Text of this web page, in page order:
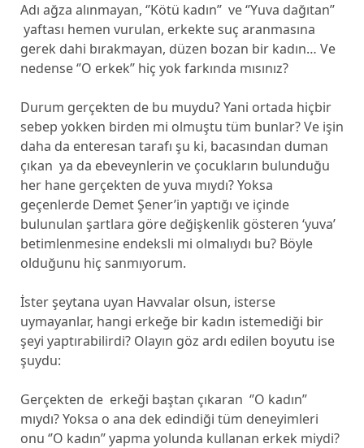
Adı ağza alınmayan, ‘’Kötü kadın’’ ve ‘’Yuva dağıtan’’
yaftası hemen vurulan, erkekte suç aranmasına
gerek dahi bırakmayan, düzen bozan bir kadın… Ve
nedense ‘’O erkek’’ hiç yok farkında mısınız?
Durum gerçekten de bu muydu? Yani ortada hiçbir
sebep yokken birden mi olmuştu tüm bunlar? Ve işin
daha da enteresan tarafı şu ki, bacasından duman
çıkan ya da ebeveynlerin ve çocukların bulunduğu
her hane gerçekten de yuva mıydı? Yoksa
geçenlerde Demet Şener’in yaptığı ve içinde
bulunulan şartlara göre değişkenlik gösteren ‘yuva’
betimlenmesine endeksli mi olmalıydı bu? Böyle
olduğunu hiç sanmıyorum.
İster şeytana uyan Havvalar olsun, isterse
uymayanlar, hangi erkeğe bir kadın istemediği bir
şeyi yaptırabilirdi? Olayın göz ardı edilen boyutu ise
şuydu:
Gerçekten de erkeği baştan çıkaran ‘’O kadın”
mıydı? Yoksa o ana dek edindiği tüm deneyimleri
onu ‘’O kadın’’ yapma yolunda kullanan erkek miydi?